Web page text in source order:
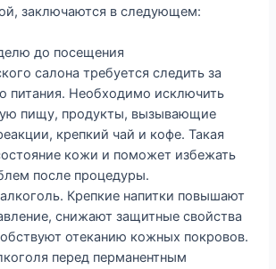
заключаются в следующем:
до посещения
салона требуется следить за
питания. Необходимо исключить
пищу, продукты, вызывающие
крепкий чай и кофе. Такая
кожи и поможет избежать
после процедуры.
Крепкие напитки повышают
снижают защитные свойства
отеканию кожных покровов.
перед перманентным